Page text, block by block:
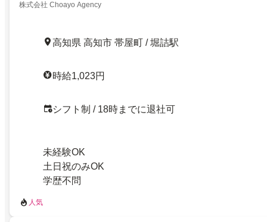
株式会社 Choayo Agency
高知県 高知市 帯屋町 / 堀詰駅
時給1,023円
シフト制 / 18時までに退社可
未経験OK
土日祝のみOK
学歴不問
人気